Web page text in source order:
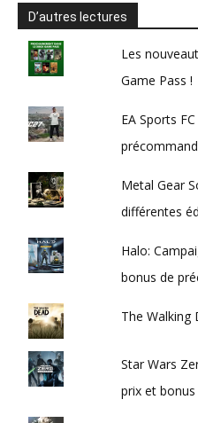
D’autres lectures
Les
Game Pass !
EA Sports
Metal Gear
différentes
Halo:
bonus de
The Walking
Star Wars
prix et